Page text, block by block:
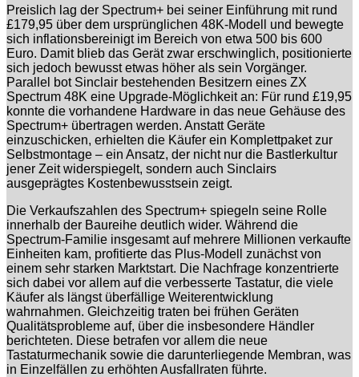
Preislich lag der Spectrum+ bei seiner Einführung mit rund
£179,95 über dem ursprünglichen 48K-Modell und bewegte
sich inflationsbereinigt im Bereich von etwa 500 bis 600
Euro. Damit blieb das Gerät zwar erschwinglich, positionierte
sich jedoch bewusst etwas höher als sein Vorgänger.
Parallel bot Sinclair bestehenden Besitzern eines ZX
Spectrum 48K eine Upgrade-Möglichkeit an: Für rund £19,95
konnte die vorhandene Hardware in das neue Gehäuse des
Spectrum+ übertragen werden. Anstatt Geräte
einzuschicken, erhielten die Käufer ein Komplettpaket zur
Selbstmontage – ein Ansatz, der nicht nur die Bastlerkultur
jener Zeit widerspiegelt, sondern auch Sinclairs
ausgeprägtes Kostenbewusstsein zeigt.
Die Verkaufszahlen des Spectrum+ spiegeln seine Rolle
innerhalb der Baureihe deutlich wider. Während die
Spectrum-Familie insgesamt auf mehrere Millionen verkaufte
Einheiten kam, profitierte das Plus-Modell zunächst von
einem sehr starken Marktstart. Die Nachfrage konzentrierte
sich dabei vor allem auf die verbesserte Tastatur, die viele
Käufer als längst überfällige Weiterentwicklung
wahrnahmen. Gleichzeitig traten bei frühen Geräten
Qualitätsprobleme auf, über die insbesondere Händler
berichteten. Diese betrafen vor allem die neue
Tastaturmechanik sowie die darunterliegende Membran, was
in Einzelfällen zu erhöhten Ausfallraten führte.